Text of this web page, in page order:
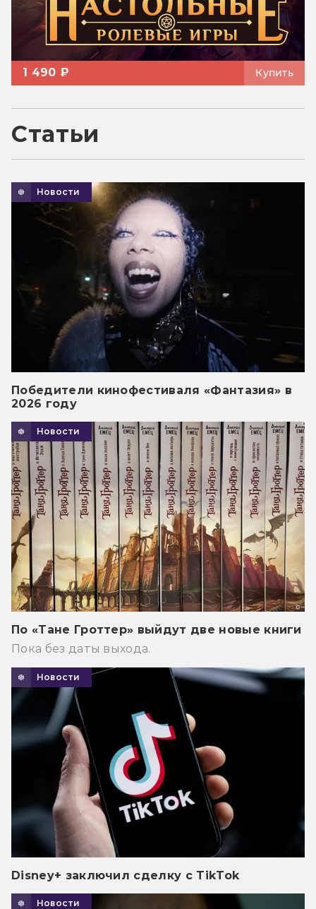
1 490 ₽ Купить
Статьи
Новости
Победители кинофестиваля «Фантазия» в
2026 году
Новости
По «Тане Гроттер» выйдут две новые книги
Пока без даты выхода.
Новости
Disney+ заключил сделку с TikTok
Новости